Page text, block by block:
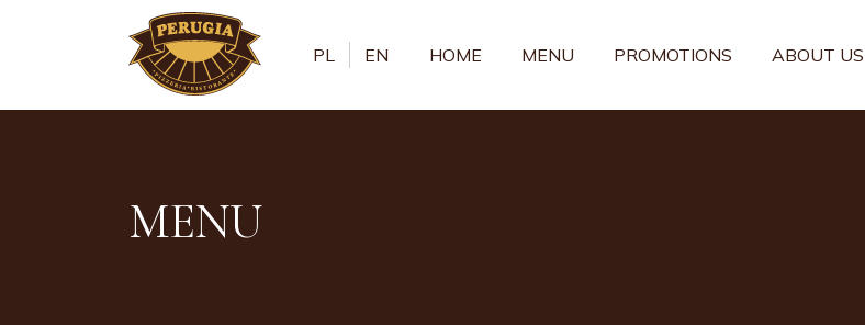
HOME MENU PROMOTIONS ABOUT US
PL EN
MENU